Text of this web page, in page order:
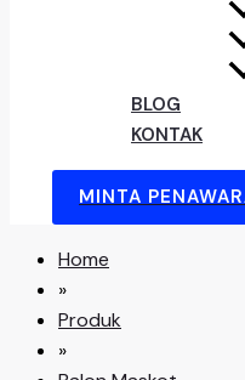
BLOG
KONTAK
MINTA
Home
»
Produk
»